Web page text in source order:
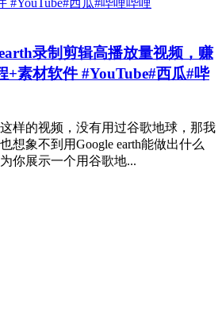
录制剪辑高播放量视频，赚
+素材软件 #YouTube#西瓜#哔
样的视频，没有用过谷歌地球，那我
想象不到用Google earth能做出什么
你展示一个用谷歌地...